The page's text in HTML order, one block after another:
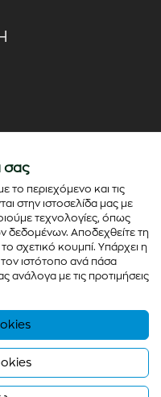
All rights reserved
on
σας
το περιεχόμενο και τις
στην ιστοσελίδα μας με
τεχνολογίες, όπως
δεδομένων. Αποδεχθείτε τη
σχετικό κουμπί. Υπάρχει η
ιστότοπο ανά πάσα
ανάλογα με τις προτιμήσεις